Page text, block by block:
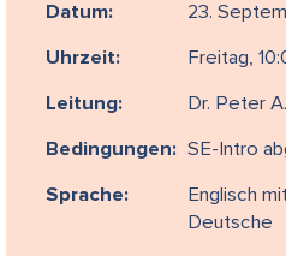
Datum: 23.
Uhrzeit: Freitag,
Leitung: Dr. Peter
Bedingungen: SE-Intro
Sprache:
Englisch
Deutsche